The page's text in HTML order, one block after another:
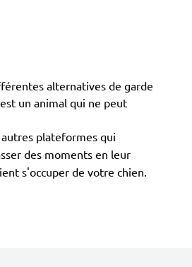
alternatives de garde
un animal qui ne peut
plateformes qui
des moments en leur
s'occuper de votre chien.